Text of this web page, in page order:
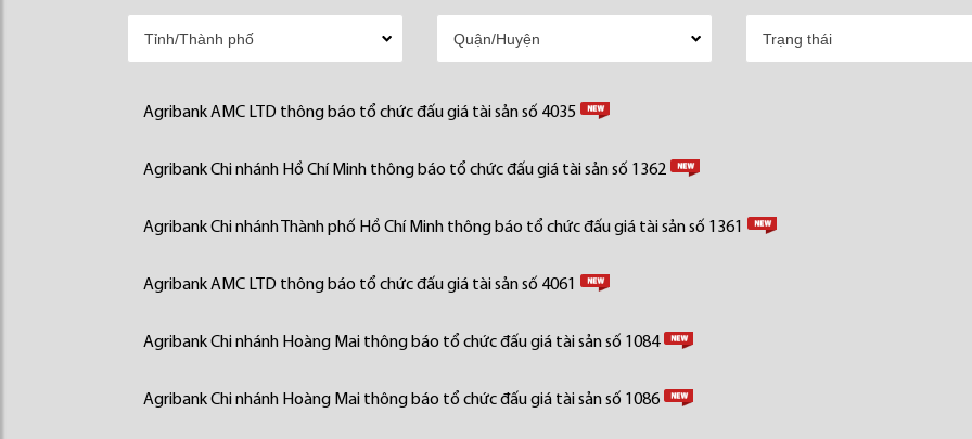
Agribank AMC LTD thông báo tổ chức đấu giá tài sản số 4035
Agribank Chi nhánh Hồ Chí Minh thông báo tổ chức đấu giá tài sản số 1362
Agribank Chi nhánh Thành phố Hồ Chí Minh thông báo tổ chức đấu giá tài sản số 1361
Agribank AMC LTD thông báo tổ chức đấu giá tài sản số 4061
Agribank Chi nhánh Hoàng Mai thông báo tổ chức đấu giá tài sản số 1084
Agribank Chi nhánh Hoàng Mai thông báo tổ chức đấu giá tài sản số 1086